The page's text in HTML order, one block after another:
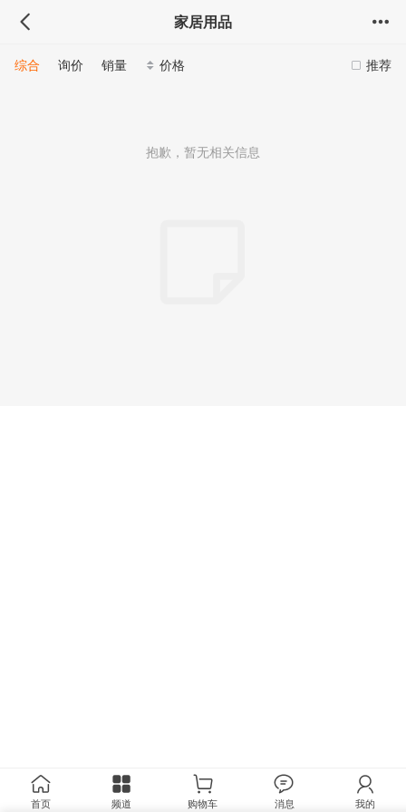
家居用品
推荐
综合 询价 销量 价格
抱歉，暂无相关信息
首页 频道 购物车 消息 我的